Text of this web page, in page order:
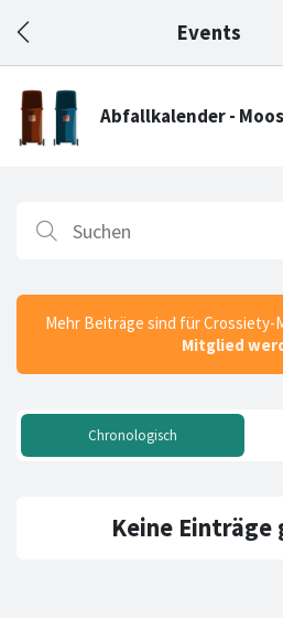
Events
Mehr Beiträge sind für Crossiety-
Mitglied
Chronologisch
Keine Einträge